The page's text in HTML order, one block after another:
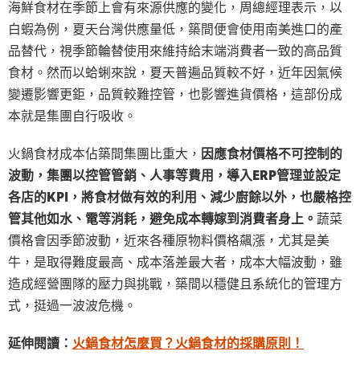
海鮮食材在季節上會有來源供應的變化，周總經理表示，以
白蝦為例，夏天台灣供應量低，築間便會使用南美進口的產
品替代，視季節輪替使用來維持給末端消費者一致的高品質
食材。然而以蛤蜊來說，夏天普遍品質較不好，近年因氣候
變遷影響更鉅，品質較難控管，也影響進貨價格，這部份成
本就是集團自行吸收。
火鍋食材成本佔築間集團比重大， 因應食材價格不可控制的
波動，集團以控管管銷、人事等費用，導入ERP管理並設定
各店的KPI，將食材做有效的利用、減少廚餘以外，也嚴格控
管其他如水、電等消耗，避免成本轉嫁到消費者身上。 蔬菜
價格會因季節波動，近來各種原物料價格飆漲，尤其是美
牛，是取得難度最高、成本落差最大者，成本大幅波動，雖
造成經營團隊的壓力與挑戰，築間以穩健且系統化的管理方
式，挺過一波波危機。
延伸閱讀： 火鍋食材怎麼買？火鍋食材的採購原則！